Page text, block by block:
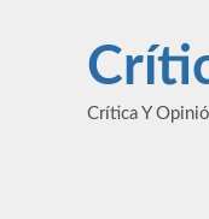
contenido
Crítica Y